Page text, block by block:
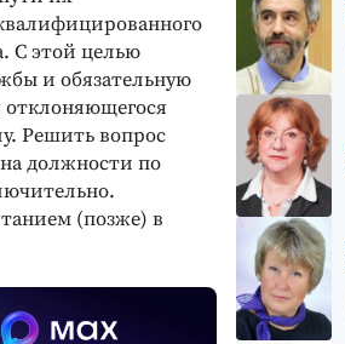
С этой целью
и обязательную
отклоняющегося
Решить вопрос
должности по
(позже) в